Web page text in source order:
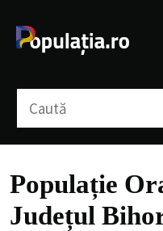
conținut
Populație
Județul